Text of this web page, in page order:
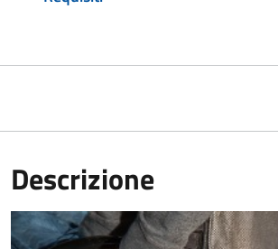
Descrizione